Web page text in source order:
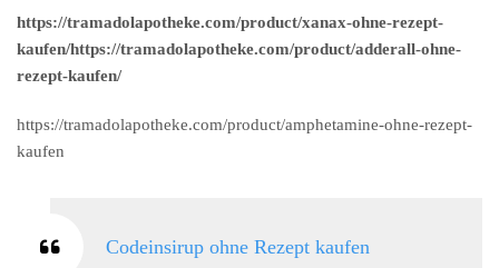
https://tramadolapotheke.com/product/xanax-ohne-rezept-
kaufen/https://tramadolapotheke.com/product/adderall-ohne-
rezept-kaufen/
https://tramadolapotheke.com/product/amphetamine-ohne-rezept-
kaufen
Codeinsirup ohne Rezept kaufen